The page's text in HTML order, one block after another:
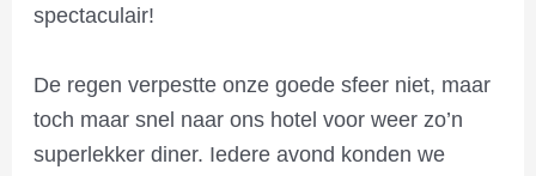
spectaculair!
De regen verpestte onze goede sfeer niet, maar
toch maar snel naar ons hotel voor weer zo’n
superlekker diner. Iedere avond konden we